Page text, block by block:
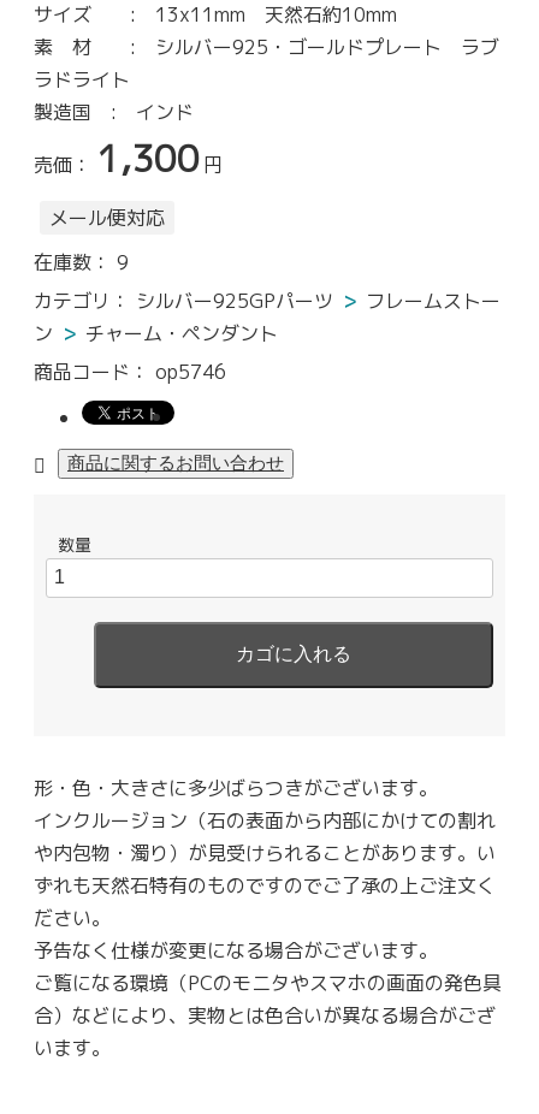
サイズ : 13x11mm 天然石約10mm
素 材 : シルバー925・ゴールドプレート ラブ
ラドライト
製造国 : インド
売価：
1,300円
メール便対応
在庫数： 9
カテゴリ：
シルバー925GPパーツ
フレームストー
ン
チャーム・ペンダント
商品コード： op5746
数量
形・色・大きさに多少ばらつきがございます。
インクルージョン（石の表面から内部にかけての割れ
や内包物・濁り）が見受けられることがあります。い
ずれも天然石特有のものですのでご了承の上ご注文く
ださい。
予告なく仕様が変更になる場合がございます。
ご覧になる環境（PCのモニタやスマホの画面の発色具
合）などにより、実物とは色合いが異なる場合がござ
います。